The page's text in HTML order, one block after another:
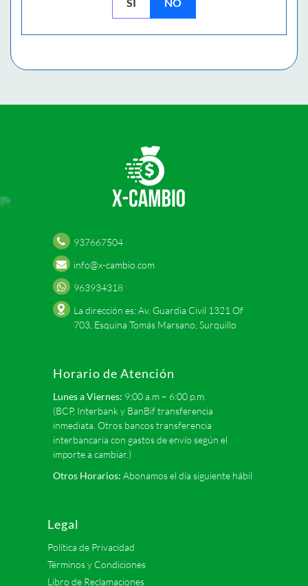
937667504
info@x-cambio.com
963934318
La dirección es: Av. Guardia Civil 1321 Of
703, Esquina Tomás Marsano, Surquillo
Horario de Atención
Lunes a Viernes: 9:00 a.m – 6:00 p.m.
(BCP, Interbank y BanBif transferencia
inmediata. Otros bancos transferencia
interbancaria con gastos de envío según el
importe a cambiar.)
Otros Horarios: Abonamos el día siguiente hábil
Legal
Política de Privacidad
Términos y Condiciones
Libro de Reclamaciones